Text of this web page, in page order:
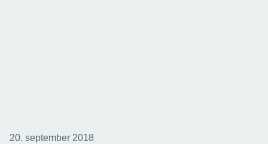
20. september 2018